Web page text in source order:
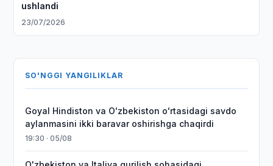
ushlandi
23/07/2026
SO'NGGI YANGILIKLAR
Goyal Hindiston va Oʻzbekiston oʻrtasidagi savdo
aylanmasini ikki baravar oshirishga chaqirdi
19:30 · 05/08